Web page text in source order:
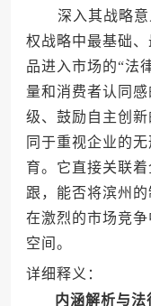
深入其战略意
权战略中最基础
品进入市场的“法
量和消费者认同
级、鼓励自主创
同于重视企业的
育。它直接关联
跟，能否将滨州
在激烈的市场竞
空间。
详细释义：
内涵解析与法